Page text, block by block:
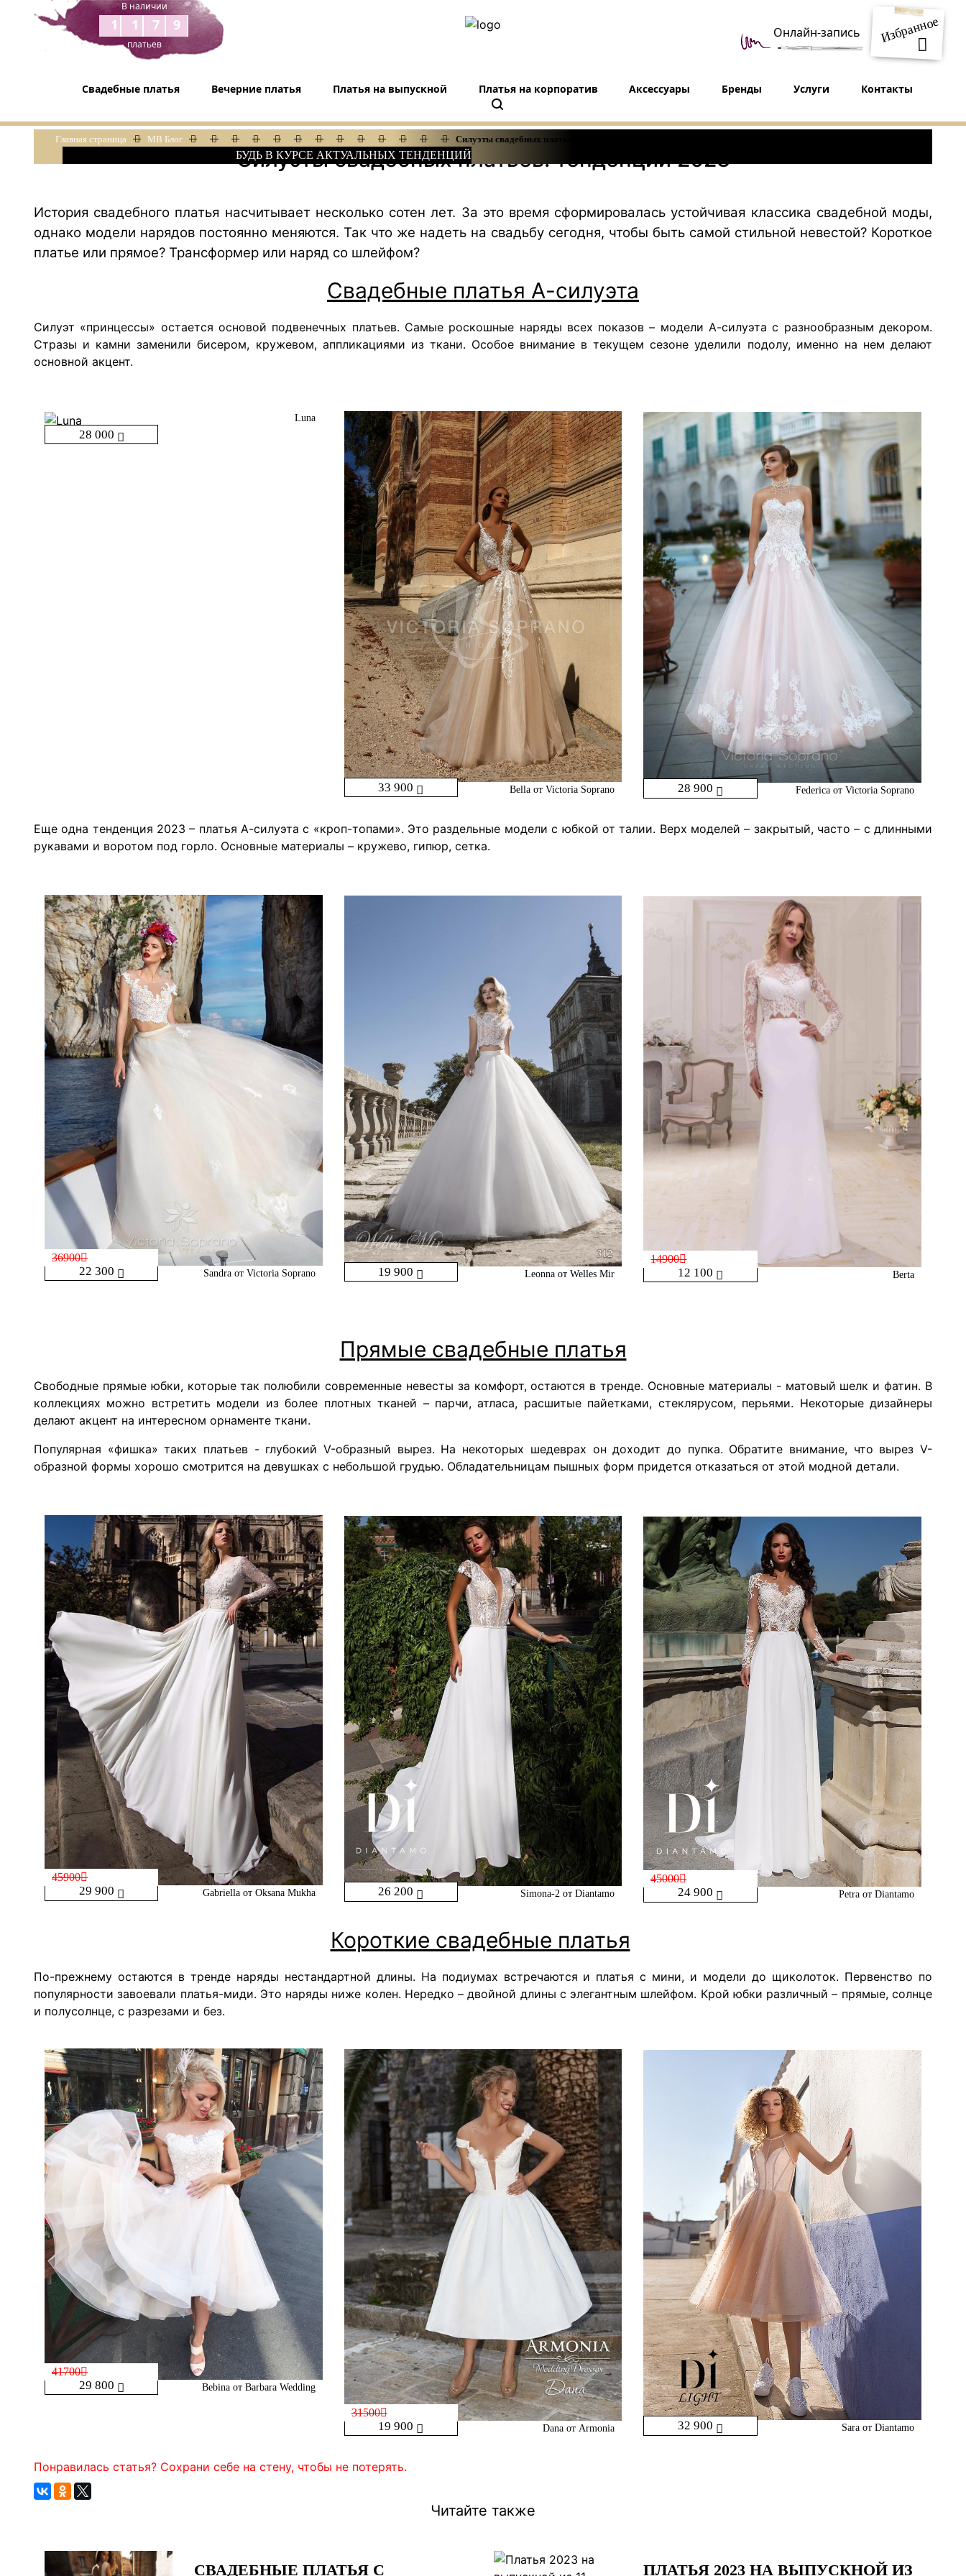
В наличии
1179
платьев Избранное
Онлайн-запись
Свадебные платья Вечерние платья Платья на выпускной Платья на корпоратив Аксессуары Бренды Услуги Контакты
Главная страница МВ Блог Силуэты свадебных платьев: тенденции 2023
БУДЬ В КУРСЕ АКТУАЛЬНЫХ ТЕНДЕНЦИЙ
Силуэты свадебных платьев: тенденции 2023
История свадебного платья насчитывает несколько сотен лет. За это время сформировалась устойчивая классика свадебной моды,
однако модели нарядов постоянно меняются. Так что же надеть на свадьбу сегодня, чтобы быть самой стильной невестой? Короткое
платье или прямое? Трансформер или наряд со шлейфом?
Свадебные платья А-силуэта
Силуэт «принцессы» остается основой подвенечных платьев. Самые роскошные наряды всех показов – модели А-силуэта с разнообразным декором.
Стразы и камни заменили бисером, кружевом, аппликациями из ткани. Особое внимание в текущем сезоне уделили подолу, именно на нем делают
основной акцент.
28 000
Luna
33 900 Bella от Victoria Soprano 28 900 Federica от Victoria Soprano
Еще одна тенденция 2023 – платья А-силуэта с «кроп-топами». Это раздельные модели с юбкой от талии. Верх моделей – закрытый, часто – с длинными
рукавами и воротом под горло. Основные материалы – кружево, гипюр, сетка.
22 300
36900
Sandra от Victoria Soprano 19 900 Leonna от Welles Mir 12 100
14900
Berta
Прямые свадебные платья
Свободные прямые юбки, которые так полюбили современные невесты за комфорт, остаются в тренде. Основные материалы - матовый шелк и фатин. В
коллекциях можно встретить модели из более плотных тканей – парчи, атласа, расшитые пайетками, стеклярусом, перьями. Некоторые дизайнеры
делают акцент на интересном орнаменте ткани.
Популярная «фишка» таких платьев - глубокий V-образный вырез. На некоторых шедеврах он доходит до пупка. Обратите внимание, что вырез V-
образной формы хорошо смотрится на девушках с небольшой грудью. Обладательницам пышных форм придется отказаться от этой модной детали.
29 900
45900
Gabriella от Oksana Mukha 26 200 Simona-2 от Diantamo 24 900
45000
Petra от Diantamo
Короткие свадебные платья
По-прежнему остаются в тренде наряды нестандартной длины. На подиумах встречаются и платья с мини, и модели до щиколоток. Первенство по
популярности завоевали платья-миди. Это наряды ниже колен. Нередко – двойной длины с элегантным шлейфом. Крой юбки различный – прямые, солнце
и полусолнце, с разрезами и без.
29 800
41700
Bebina от Barbara Wedding
19 900
31500
Dana от Armonia 32 900 Sara от Diantamo
Понравилась статья? Сохрани себе на стену, чтобы не потерять.
Читайте также
СВАДЕБНЫЕ ПЛАТЬЯ С ПЛАТЬЯ 2023 НА ВЫПУСКНОЙ ИЗ